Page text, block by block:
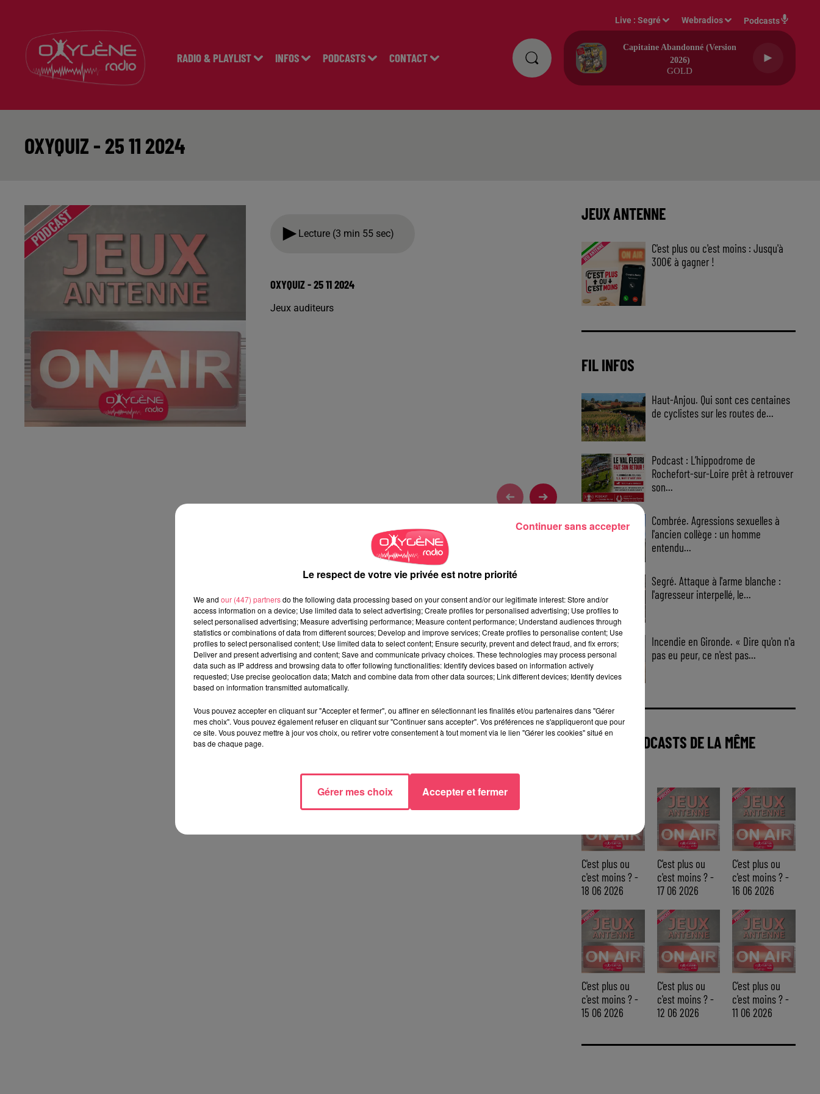
RADIO & PLAYLIST INFOS PODCASTS CONTACT
Live :Segré Webradios Podcasts
Capitaine Abandonné (version
2026)
GOLD
OXYQUIZ - 25 11 2024
Lecture (3 min 55 sec)
OXYQUIZ - 25 11 2024
Jeux auditeurs
JEUX ANTENNE
C'est plus ou c'est moins : Jusqu'à
300€ à gagner !
FIL INFOS
Haut-Anjou. Qui sont ces centaines
de cyclistes sur les routes de...
Podcast : L’hippodrome de
Rochefort-sur-Loire prêt à retrouver
son...
Combrée. Agressions sexuelles à
l'ancien collège : un homme
entendu...
Segré. Attaque à l'arme blanche :
l'agresseur interpellé, le...
Incendie en Gironde. « Dire qu'on n'a
pas eu peur, ce n'est pas...
AUTRES PODCASTS DE LA MÊME
C'est plus ou
c'est moins ? -
18 06 2026
C'est plus ou
c'est moins ? -
17 06 2026
C'est plus ou
c'est moins ? -
16 06 2026
C'est plus ou
c'est moins ? -
15 06 2026
C'est plus ou
c'est moins ? -
12 06 2026
C'est plus ou
c'est moins ? -
11 06 2026
Le respect de votre vie privée est notre priorité
We and our (447) partnersdo the following data processing based on your consent and/or our legitimate interest: Store and/or
access information on a device; Use limited data to select advertising; Create profiles for personalised advertising; Use profiles to
select personalised advertising; Measure advertising performance; Measure content performance; Understand audiences through
statistics or combinations of data from different sources; Develop and improve services; Create profiles to personalise content; Use
profiles to select personalised content; Use limited data to select content; Ensure security, prevent and detect fraud, and fix errors;
Deliver and present advertising and content; Save and communicate privacy choices. These technologies may process personal
data such as IP address and browsing data to offer following functionalities: Identify devices based on information actively
requested; Use precise geolocation data; Match and combine data from other data sources; Link different devices; Identify devices
based on information transmitted automatically.
Vous pouvez accepter en cliquant sur "Accepter et fermer", ou affiner en sélectionnant les finalités et/ou partenaires dans "Gérer
mes choix". Vous pouvez également refuser en cliquant sur "Continuer sans accepter". Vos préférences ne s'appliqueront que pour
ce site. Vous pouvez mettre à jour vos choix, ou retirer votre consentement à tout moment via le lien "Gérer les cookies" situé en
bas de chaque page.
Gérer mes choix Accepter et fermer
Continuer sans accepter